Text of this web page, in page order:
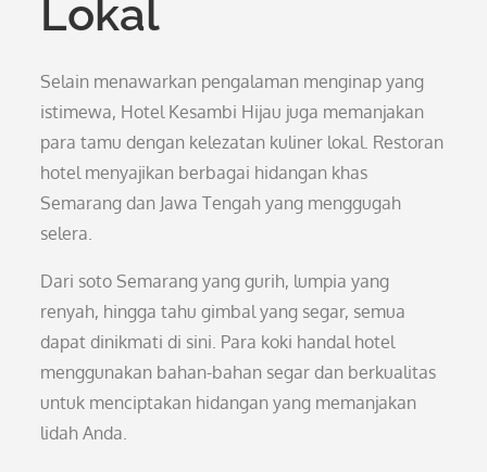
Lokal
Selain menawarkan pengalaman menginap yang
istimewa, Hotel Kesambi Hijau juga memanjakan
para tamu dengan kelezatan kuliner lokal. Restoran
hotel menyajikan berbagai hidangan khas
Semarang dan Jawa Tengah yang menggugah
selera.
Dari soto Semarang yang gurih, lumpia yang
renyah, hingga tahu gimbal yang segar, semua
dapat dinikmati di sini. Para koki handal hotel
menggunakan bahan-bahan segar dan berkualitas
untuk menciptakan hidangan yang memanjakan
lidah Anda.